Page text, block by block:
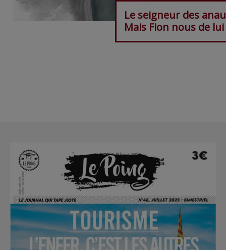
Le seigneur des
Mais Fion nous de lui